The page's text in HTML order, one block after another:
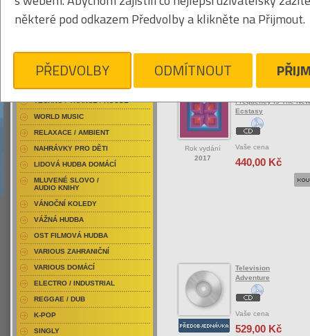
ROCK/POP
Rok vydání
2017
Frequency Is The New
Ecstasy
Vaše cena
440,00 Kč
Television
Adventure
Vaše cena
529,00 Kč
RAP / HIP HOP DOMÁCÍ
RAP / HIP HOP ZAHRANIČNÍ
DVD / HUDBA
PUNK / HARDCORE
TECHNO / TRANCE / HOUSE
WORLD MUSIC
RELAXACE / AMBIENT
NAHRÁVKY PRO DĚTI
LIDOVÁ HUDBA DOMÁCÍ
MLUVENÉ SLOVO /
AUDIO KNIHY
VÁNOČNÍ KOLEDY
VÁŽNÁ HUDBA
OST FILMOVÁ HUDBA
VARIOUS ZAHRANIČNÍ
VARIOUS DOMÁCÍ
ELECTRO / INDUSTRIAL
REGGAE / DUB
K-POP
SINGLY
některé pod odkazem Předvolby a klikněte na Přijmout.
PŘEDVOLBY ODMÍTNOUT